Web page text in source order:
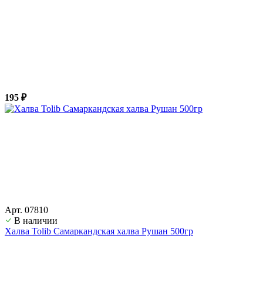
195 ₽
Арт. 07810
В наличии
Халва Tolib Самаркандская халва Рушан 500гр